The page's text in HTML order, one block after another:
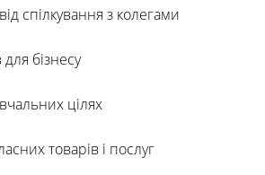
спілкування з колегами
бізнесу
цілях
товарів і послуг